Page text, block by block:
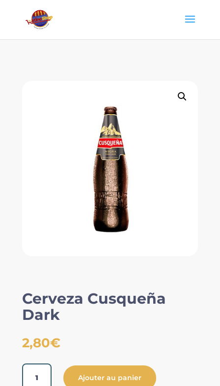
Cerveza Cusqueña
Dark
2,80€
quantité
Ajouter au panier